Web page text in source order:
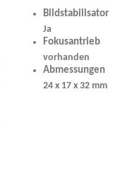
Bildstabilisator
Ja
Fokusantrieb
vorhanden
Abmessungen
24 x 17 x 32 mm